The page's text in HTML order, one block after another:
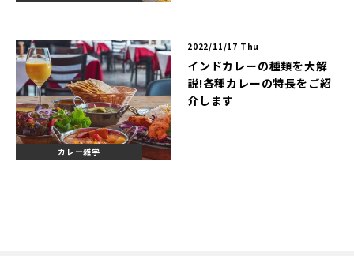
カレー雑学
2022/11/17 Thu
インドカレーの種類を大解
説!各種カレーの特長をご紹
介します